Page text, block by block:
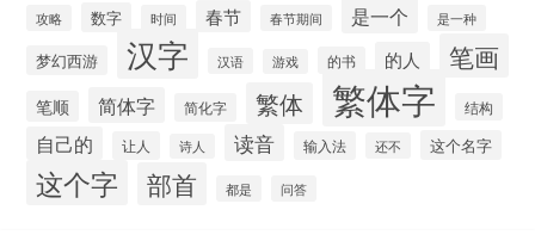
攻略 数字 时间 春节 春节期间 是一个 是一种
梦幻西游 汉字 汉语 游戏 的书 的人 笔画
笔顺 简体字 简化字 繁体 繁体字 结构
自己的 让人 诗人 读音 输入法 还不 这个名字
这个字 部首 都是 问答